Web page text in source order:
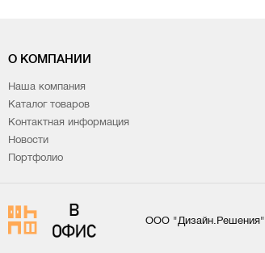
О КОМПАНИИ
Наша компания
Каталог товаров
Контактная информация
Новости
Портфолио
ООО "Дизайн.Решения"